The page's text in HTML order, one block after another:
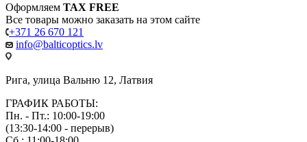
Оформляем TAX FREE
Все товары можно заказать на этом сайте
+371 26 670 121
info@balticoptics.lv
Рига, улица Вальню 12, Латвия
ГРАФИК РАБОТЫ:
Пн. - Пт.: 10:00-19:00
(13:30-14:00 - перерыв)